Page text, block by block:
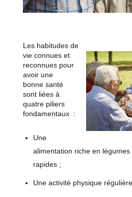
Les habitudes de
vie connues et
reconnues pour
avoir une
bonne santé
sont liées à
quatre piliers
fondamentaux :
Une
alimentation riche en
rapides ;
Une activité physique